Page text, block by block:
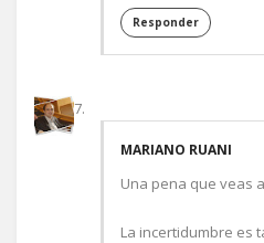
Responder
MARIANO RUANI
Una pena que veas
La incertidumbre es